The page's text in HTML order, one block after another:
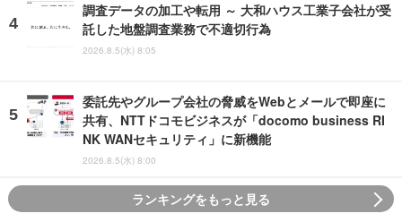
調査データの加工や転用 ～ 大和ハウス工業子会社が受
託した地盤調査業務で不適切行為
2026.8.5(水) 8:05
委託先やグループ会社の脅威をWebとメールで即座に
共有、NTTドコモビジネスが「docomo business RI
NK WANセキュリティ」に新機能
2026.8.5(水) 8:00
ランキングをもっと見る